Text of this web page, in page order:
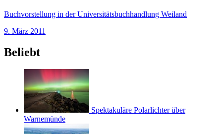
Buchvorstellung in der Universitätsbuchhandlung Weiland
9. März 2011
Beliebt
Spektakuläre Polarlichter über
Warnemünde